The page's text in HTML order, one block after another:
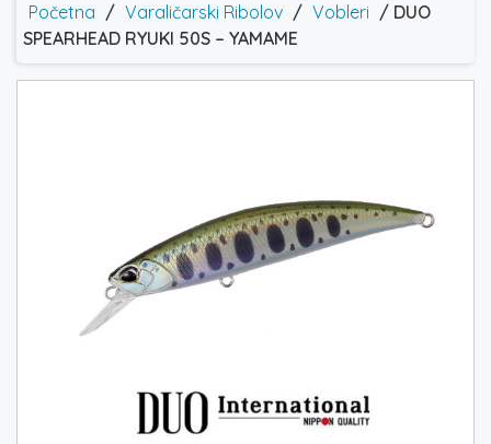
Početna / Varaličarski Ribolov / Vobleri / DUO
SPEARHEAD RYUKI 50S – YAMAME